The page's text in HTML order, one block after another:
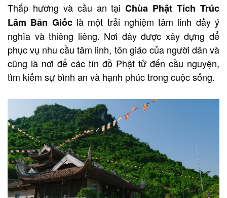
Thắp hương và cầu an tạiChùa Phật Tích Trúc
Lâm Bản Giốclà một trải nghiệm tâm linh đầy ý
nghĩa và thiêng liêng. Nơi đây được xây dựng để
phục vụ nhu cầu tâm linh, tôn giáo của người dân và
cũng là nơi để các tín đồ Phật tử đến cầu nguyện,
tìm kiếm sự bình an và hạnh phúc trong cuộc sống.